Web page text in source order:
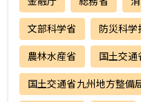
文部科学省 防災科学
農林水産省 国土交通
国土交通省九州地方整備